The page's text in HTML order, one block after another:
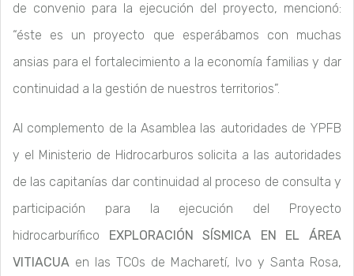
de convenio para la ejecución del proyecto, mencionó:
“éste es un proyecto que esperábamos con muchas
ansias para el fortalecimiento a la economía familias y dar
continuidad a la gestión de nuestros territorios”.
Al complemento de la Asamblea las autoridades de YPFB
y el Ministerio de Hidrocarburos solicita a las autoridades
de las capitanías dar continuidad al proceso de consulta y
participación para la ejecución del Proyecto
hidrocarburífico EXPLORACIÓN SÍSMICA EN EL ÁREA
VITIACUA en las TCOs de Macharetí, Ivo y Santa Rosa,